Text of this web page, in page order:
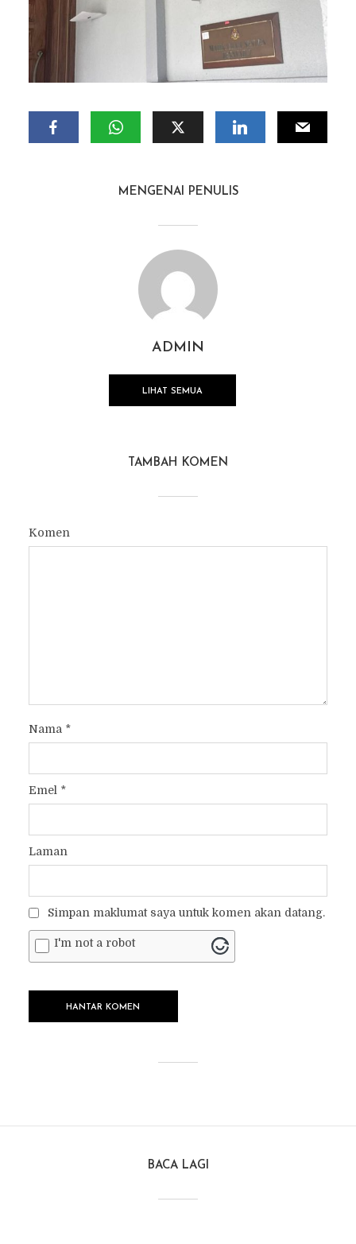
MENGENAI PENULIS
ADMIN
LIHAT SEMUA
TAMBAH KOMEN
Komen
Nama *
Emel *
Laman
Simpan maklumat saya untuk komen akan datang.
I'm not a robot
BACA LAGI